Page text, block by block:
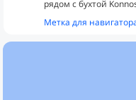
рядом с бухтой
Метка для